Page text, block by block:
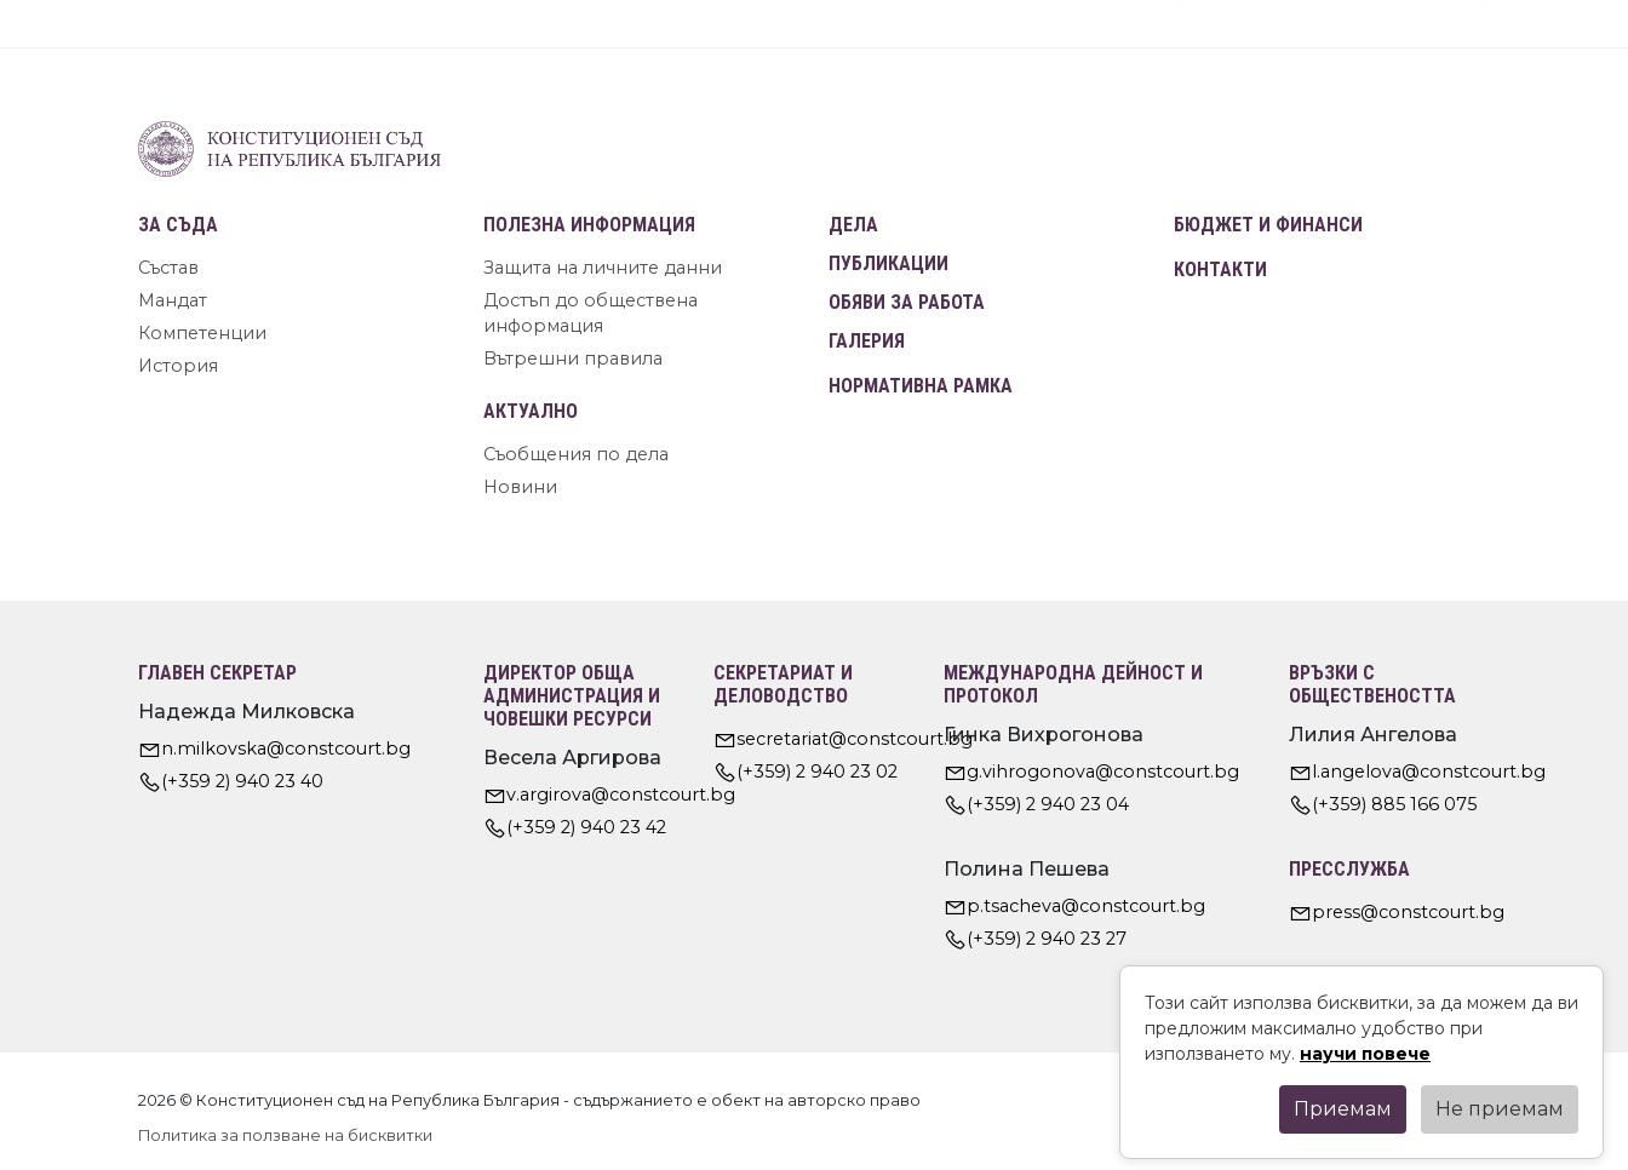
ЗА СЪДА
Състав
Мандат
Компетенции
История
ПОЛЕЗНА ИНФОРМАЦИЯ
Защита на личните данни
Достъп до обществена
информация
Вътрешни правила
АКТУАЛНО
Съобщения по дела
Новини
ДЕЛА
ПУБЛИКАЦИИ
ОБЯВИ ЗА РАБОТА
ГАЛЕРИЯ
НОРМАТИВНА РАМКА
БЮДЖЕТ И ФИНАНСИ
КОНТАКТИ
ГЛАВЕН СЕКРЕТАР
Надежда Милковска
n.milkovska@constcourt.bg
(+359 2) 940 23 40
ДИРЕКТОР ОБЩА
АДМИНИСТРАЦИЯ И
ЧОВЕШКИ РЕСУРСИ
Весела Аргирова
v.argirova@constcourt.bg
(+359 2) 940 23 42
СЕКРЕТАРИАТ И
ДЕЛОВОДСТВО
secretariat@constcourt.bg
(+359) 2 940 23 02
МЕЖДУНАРОДНА ДЕЙНОСТ И
ПРОТОКОЛ
Гинка Вихрогонова
g.vihrogonova@constcourt.bg
(+359) 2 940 23 04
Полина Пешева
p.tsacheva@constcourt.bg
(+359) 2 940 23 27
ВРЪЗКИ С
ОБЩЕСТВЕНОСТТА
Лилия Ангелова
l.angelova@constcourt.bg
(+359) 885 166 075
ПРЕССЛУЖБА
press@constcourt.bg
2026 © Конституционен съд на Република България - съдържанието е обект на авторско право
Политика за ползване на бисквитки
Този сайт използва бисквитки, за да можем да ви
предложим максимално удобство при
използването му. научи повече
Приемам Не приемам